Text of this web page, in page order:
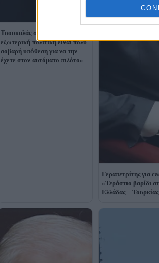
Τσουκαλάς σε Μητσοτάκη: «Η
εξωτερική πολιτική είναι πολύ
σοβαρή υπόθεση για να την
έχετε στον αυτόματο πιλότο»
Γεραπετρίτης για
«Τεράστιο βαρίδι
Ελλάδας –